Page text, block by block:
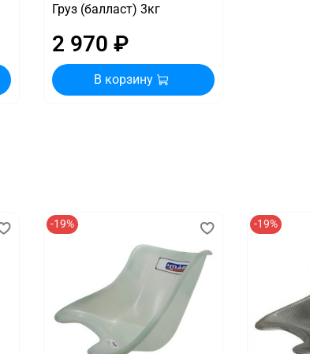
Груз (балласт) 3кг
2 970 ₽
В корзину
-19% -19%